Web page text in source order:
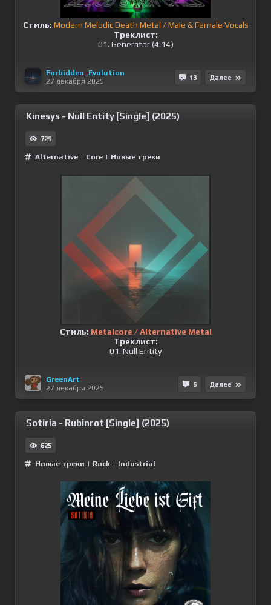
Стиль: Modern Melodic Death Metal / Male & Female Vocals
Треклист:
01. Generator (4:14)
Forbidden_Evolution
27 декабря 2025
13 Далее
Kinesys - Null Entity [Single] (2025)
729
Alternative | Сore | Новые треки
Стиль: Metalcore / Alternative Metal
Треклист:
01. Null Entity
GreenArt
27 декабря 2025
6 Далее
Sotiria - Rubinrot [Single] (2025)
625
Новые треки | Rock | Industrial